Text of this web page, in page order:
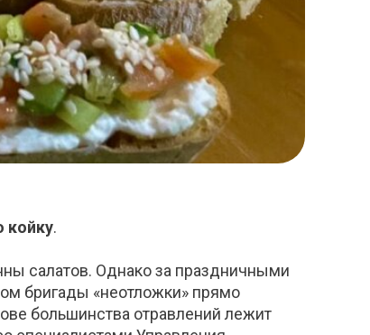
койку.
салатов. Однако за праздничными
бригады «неотложки» прямо
большинства отравлений лежит